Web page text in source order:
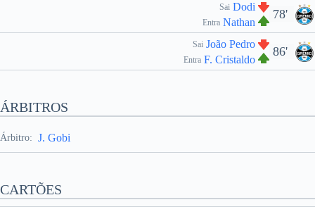
78'
Sai Dodi
Entra Nathan
86'
Sai João Pedro
Entra F. Cristaldo
ÁRBITROS
Árbitro: J. Gobi
CARTÕES